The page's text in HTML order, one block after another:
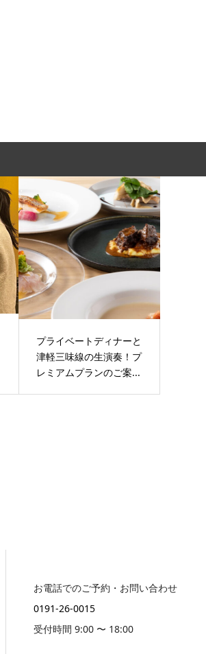
プライベートディナーと
津軽三味線の生演奏！プ
レミアムプランのご案...
お電話でのご予約・お問い合わせ
0191-26-0015
受付時間 9:00 〜 18:00